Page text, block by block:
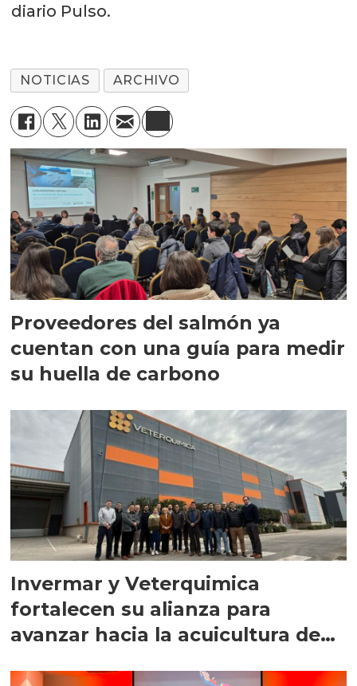
diario Pulso.
NOTICIAS ARCHIVO
Proveedores del salmón ya
cuentan con una guía para medir
su huella de carbono
Invermar y Veterquimica
fortalecen su alianza para
avanzar hacia la acuicultura de